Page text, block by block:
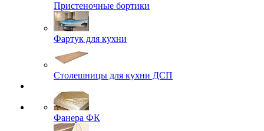
Пристеночные бортики
Фартук для кухни
Столешницы для кухни ДСП
Фанера ФК